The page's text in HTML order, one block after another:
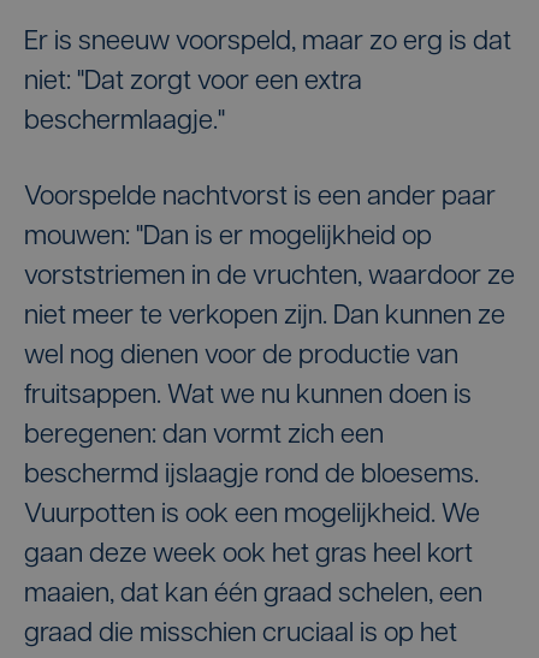
Er is sneeuw voorspeld, maar zo erg is dat
niet: "Dat zorgt voor een extra
beschermlaagje."
Voorspelde nachtvorst is een ander paar
mouwen: "Dan is er mogelijkheid op
vorststriemen in de vruchten, waardoor ze
niet meer te verkopen zijn. Dan kunnen ze
wel nog dienen voor de productie van
fruitsappen. Wat we nu kunnen doen is
beregenen: dan vormt zich een
beschermd ijslaagje rond de bloesems.
Vuurpotten is ook een mogelijkheid. We
gaan deze week ook het gras heel kort
maaien, dat kan één graad schelen, een
graad die misschien cruciaal is op het